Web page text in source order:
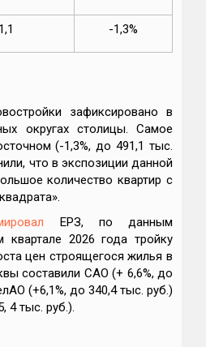
-1,3%
зафиксировано в
округах столицы. Самое
(-1,3%, до 491,1 тыс.
что в экспозиции данной
количество квартир с
ЕРЗ, по данным
квартале 2026 года тройку
цен строящегося жилья в
составили САО (+ 6,6%, до
(+6,1%, до 340,4 тыс. руб.)
4 тыс. руб.).